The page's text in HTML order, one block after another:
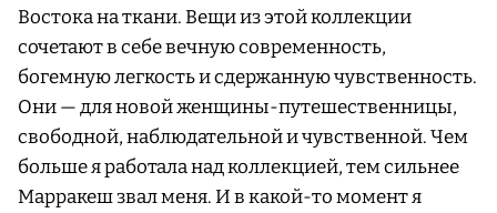
Востока на ткани. Вещи из этой коллекции
сочетают в себе вечную современность,
богемную легкость и сдержанную чувственность.
Они — для новой женщины-путешественницы,
свободной, наблюдательной и чувственной. Чем
больше я работала над коллекцией, тем сильнее
Марракеш звал меня. И в какой-то момент я